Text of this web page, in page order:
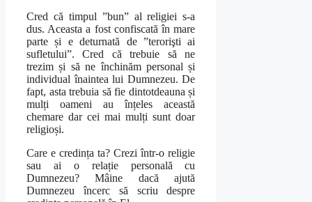
Cred că timpul ”bun” al religiei s-a
dus. Aceasta a fost confiscată în mare
parte și e deturnată de ”terorişti ai
sufletului”. Cred că trebuie să ne
trezim și să ne închinăm personal și
individual înaintea lui Dumnezeu. De
fapt, asta trebuia să fie dintotdeauna și
mulți oameni au înțeles această
chemare dar cei mai mulți sunt doar
religioși.
Care e credința ta? Crezi într-o religie
sau ai o relație personală cu
Dumnezeu? Mâine dacă ajută
Dumnezeu încerc să scriu despre